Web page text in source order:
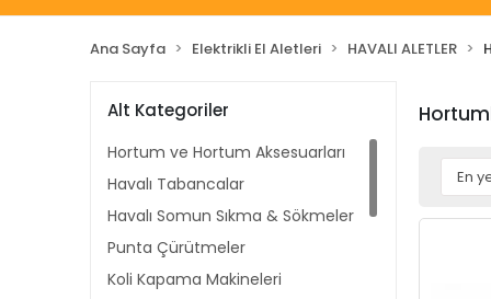
Ana Sayfa Elektrikli El Aletleri HAVALI ALETLER
Alt Kategoriler
Hortum ve Hortum Aksesuarları
Havalı Tabancalar
Havalı Somun Sıkma & Sökmeler
Punta Çürütmeler
Koli Kapama Makineleri